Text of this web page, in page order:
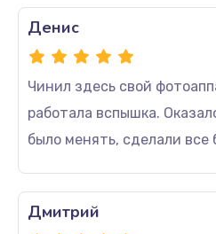
Чинил здесь свой
работала вспышка.
было менять, сделали все
Денис
Дмитрий